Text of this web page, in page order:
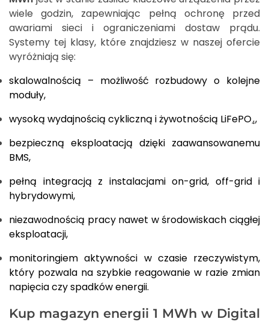
wiele godzin, zapewniając pełną ochronę przed
awariami sieci i ograniczeniami dostaw prądu.
Systemy tej klasy, które znajdziesz w naszej ofercie
wyróżniają się:
skalowalnością – możliwość rozbudowy o kolejne
moduły,
wysoką wydajnością cykliczną i żywotnością LiFePO₄,
bezpieczną eksploatacją dzięki zaawansowanemu
BMS,
pełną integracją z instalacjami on-grid, off-grid i
hybrydowymi,
niezawodnością pracy nawet w środowiskach ciągłej
eksploatacji,
monitoringiem aktywności w czasie rzeczywistym,
który pozwala na szybkie reagowanie w razie zmian
napięcia czy spadków energii.
Kup magazyn energii 1 MWh w Digital